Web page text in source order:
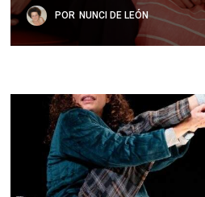
POR NUNCI DE LEÓN